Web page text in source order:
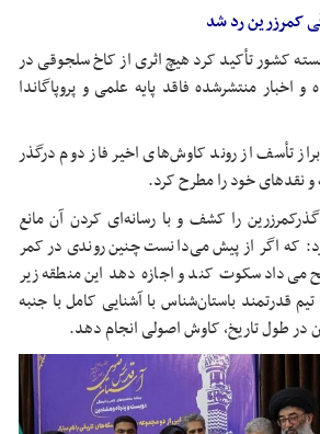
کمرزرینرد شد
کشور تأکید کرد هیچ اثری از کاخ سلجوقی در
اخبار منتشرشده فاقد پایه علمی و پروپاگاندا
تأسف از روند کاوش‌های اخیر فاز دوم درگذر
و نقدهای خود را مطرح کرد.
گذرکمرزرین را کشف و با رسانه‌ای کردن آن مانع
که اگر از پیش می‌دانست چنین روندی در کمر
می‌داد سکوت کند و اجازه دهد این منطقه زیر
قدرتمند باستان‌شناس با آشنایی کامل با جنبه
در طول تاریخ، کاوش اصولی انجام دهد.